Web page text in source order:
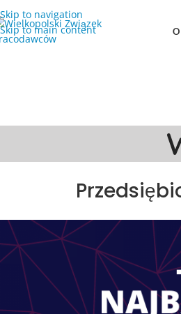
Skip to navigation
Skip to main content